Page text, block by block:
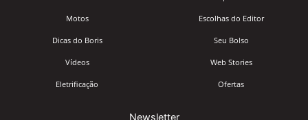
Motos
Dicas do Boris
Vídeos
Eletrificação
Escolhas do Editor
Seu Bolso
Web Stories
Ofertas
Newsletter